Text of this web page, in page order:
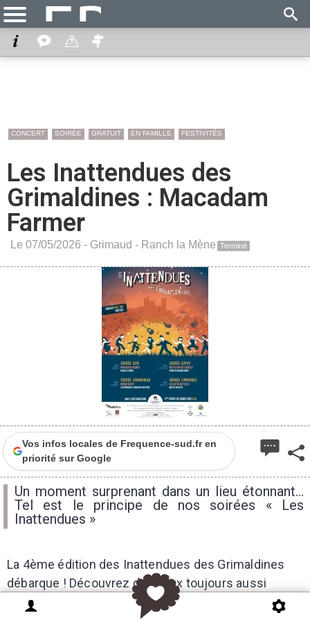
CONCERT SOIRÉE GRATUIT EN FAMILLE FESTIVITÉS
Les Inattendues des
Grimaldines : Macadam
Farmer
Le 07/05/2026 - Grimaud - Ranch la Mène Terminé
Vos infos locales de Frequence-sud.fr en
priorité sur Google
Un moment surprenant dans un lieu étonnant...
Tel est le principe de nos soirées « Les
Inattendues »
La 4ème édition des Inattendues des Grimaldines
débarque ! Découvrez des lieux toujours aussi
étonnants et des concerts plus surprenants que